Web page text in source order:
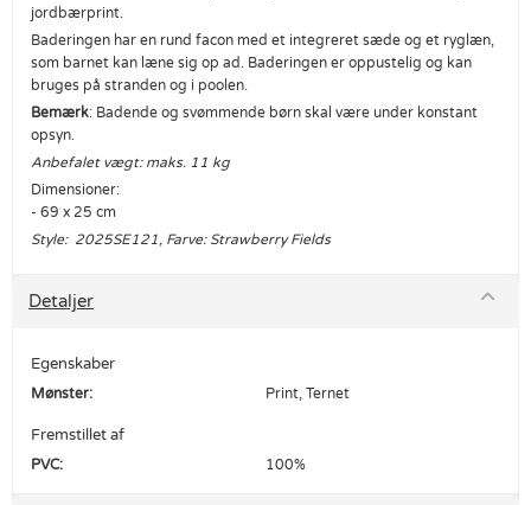
jordbærprint.
Baderingen har en rund facon med et integreret sæde og et ryglæn,
som barnet kan læne sig op ad. Baderingen er oppustelig og kan
bruges på stranden og i poolen.
Bemærk: Badende og svømmende børn skal være under konstant
opsyn.
Anbefalet vægt: maks. 11 kg
Dimensioner:
- 69 x 25 cm
Style: 2025SE121, Farve: Strawberry Fields
Detaljer
Egenskaber
Mønster: Print, Ternet
Fremstillet af
PVC: 100%